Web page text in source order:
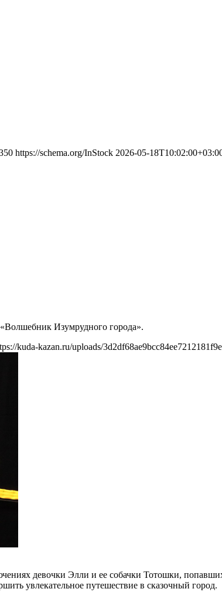
https://schema.org/InStock 2026-05-
Изумрудного города».
kuda-kazan.ru/uploads/
девочки Элли и ее собачки Тотошки,
увлекательное путешествие в сказочный город.